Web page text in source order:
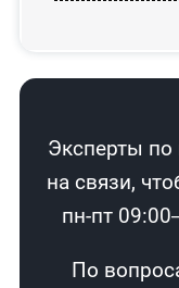
Эксперты по
на связи,
пн-пт
По